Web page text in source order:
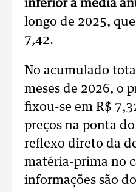
inferior à média
longo de 2025,
7,42.
No acumulado
meses de 2026, o
fixou-se em R$
preços na ponta
reflexo direto da
matéria-prima no
informações são do